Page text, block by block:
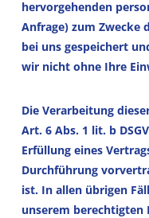
hervorgehenden
Anfrage) zum Zwecke
bei uns gespeichert
wir nicht ohne Ihre
Die Verarbeitung
Art. 6 Abs. 1 lit. b
Erfüllung eines
Durchführung
ist. In allen übrigen
unserem